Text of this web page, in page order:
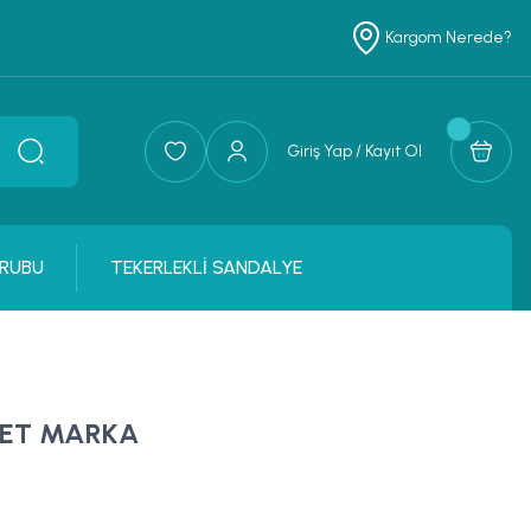
Kargom Nerede?
Giriş Yap / Kayıt Ol
TEKERLEKLİ SANDALYE
MARKA